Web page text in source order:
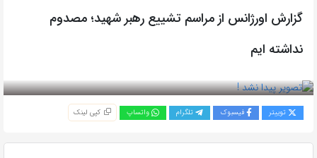
گزارش اورژانس از مراسم تشییع رهبر شهید؛ مصدوم
نداشته ایم
توییتر فیسبوک تلگرام واتساپ کپی لینک